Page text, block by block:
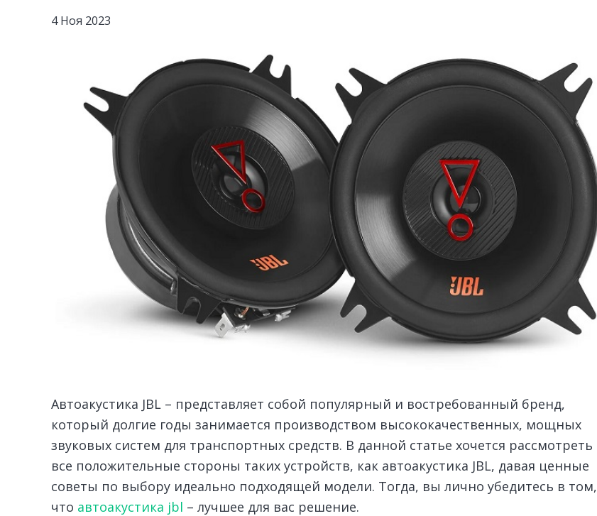
4 Ноя 2023
Автоакустика JBL – представляет собой популярный и востребованный бренд,
который долгие годы занимается производством высококачественных, мощных
звуковых систем для транспортных средств. В данной статье хочется рассмотреть
все положительные стороны таких устройств, как автоакустика JBL, давая ценные
советы по выбору идеально подходящей модели. Тогда, вы лично убедитесь в том,
что автоакустика jbl – лучшее для вас решение.